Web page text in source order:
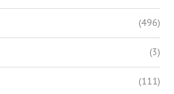
(496)
(3)
(111)